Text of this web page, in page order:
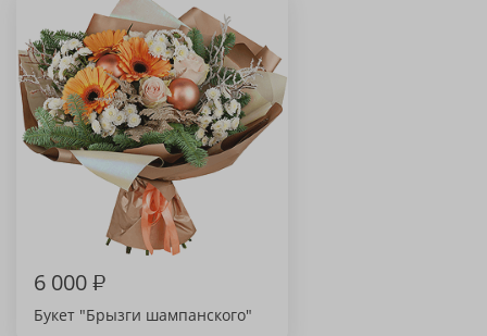
6 000₽
Букет "Брызги шампанского"